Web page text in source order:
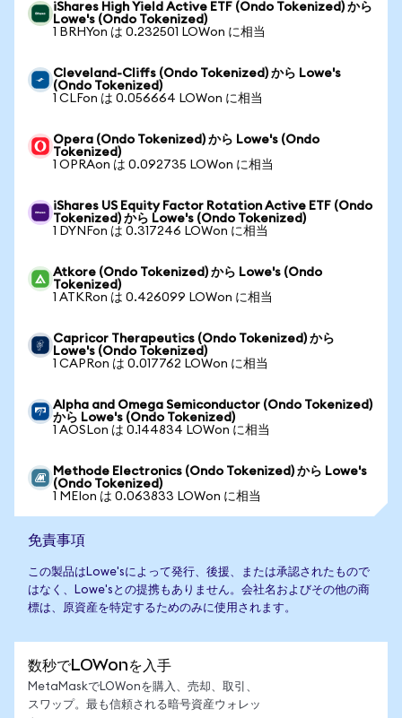
iShares High Yield Active ETF (Ondo Tokenized) から
Lowe's (Ondo Tokenized)
1 BRHYon は 0.232501 LOWon に相当
Cleveland-Cliffs (Ondo Tokenized) から Lowe's
(Ondo Tokenized)
1 CLFon は 0.056664 LOWon に相当
Opera (Ondo Tokenized) から Lowe's (Ondo
Tokenized)
1 OPRAon は 0.092735 LOWon に相当
iShares US Equity Factor Rotation Active ETF (Ondo
Tokenized) から Lowe's (Ondo Tokenized)
1 DYNFon は 0.317246 LOWon に相当
Atkore (Ondo Tokenized) から Lowe's (Ondo
Tokenized)
1 ATKRon は 0.426099 LOWon に相当
Capricor Therapeutics (Ondo Tokenized) から
Lowe's (Ondo Tokenized)
1 CAPRon は 0.017762 LOWon に相当
Alpha and Omega Semiconductor (Ondo Tokenized)
から Lowe's (Ondo Tokenized)
1 AOSLon は 0.144834 LOWon に相当
Methode Electronics (Ondo Tokenized) から Lowe's
(Ondo Tokenized)
1 MEIon は 0.063833 LOWon に相当
免責事項
この製品はLowe'sによって発行、後援、または承認されたもので
はなく、Lowe'sとの提携もありません。会社名およびその他の商
標は、原資産を特定するためのみに使用されます。
数秒でLOWonを入手
MetaMaskでLOWonを購入、売却、取引、
スワップ。最も信頼される暗号資産ウォレッ